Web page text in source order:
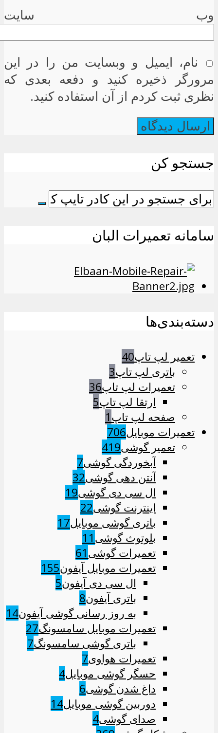
وب سایت
نام، ایمیل و وبسایت من را در این
مرورگر ذخیره کنید و دفعه بعدی که
نظری ثبت کردم از آن استفاده کنید.
جستجو کن
سامانه تعمیرات البان
دسته‌بندی‌ها
تعمیر لپ تاپ40
باتری لپ تاپ3
تعمیرات لپ تاپ36
ارتقا لپ تاپ5
صفحه لپ تاپ1
تعمیرات موبایل706
تعمیر گوشی419
آبخوردگی گوشی7
آنتن دهی گوشی32
ال سی دی گوشی19
اینترنت گوشی22
باتری گوشی موبایل17
بلوتوث گوشی11
تعمیرات گوشی61
تعمیرات موبایل آیفون155
ال سی دی آیفون5
باتری آیفون8
به روز رسانی گوشی آیفون14
تعمیرات موبایل سامسونگ27
باتری گوشی سامسونگ7
تعمیرات هواوی7
حسگر گوشی موبایل4
داغ شدن گوشی6
دوربین گوشی موبایل14
صدای گوشی4